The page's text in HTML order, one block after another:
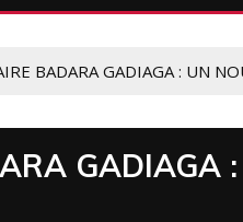
BADARA GADIAGA : UN
GADIAGA